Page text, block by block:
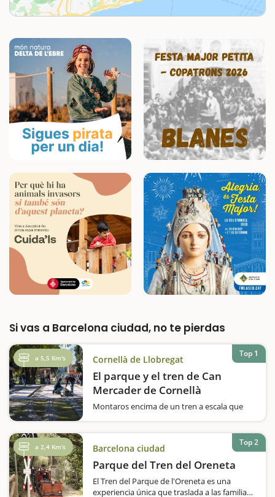
Si vas a Barcelona ciudad, no te pierdas
a 5,5 Km's Cornellà de Llobregat
El parque y el tren de Can
Mercader de Cornellà
Montaros encima de un tren a escala que
gustan los trenes? Queréis hacer una vuelta
en un ferrocarril a escala? El Parque
de Can Mercader, que se inauguró el 1987,…
Top 1
a 2,4 Km's Barcelona ciudad
Parque del Tren del Oreneta
El Tren del Parque de l'Oreneta es una
experiencia única que traslada a las familias
Top 2